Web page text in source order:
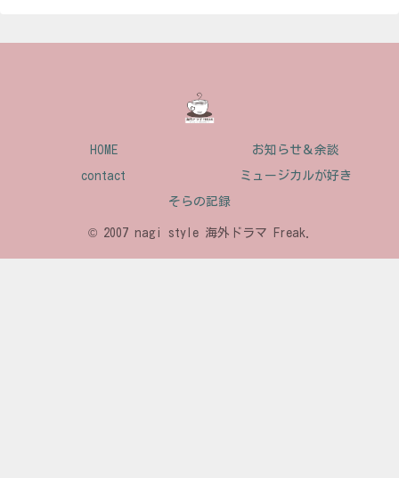
HOME お知らせ＆余談
contact ミュージカルが好き
そらの記録
© 2007 nagi style 海外ドラマ Freak.